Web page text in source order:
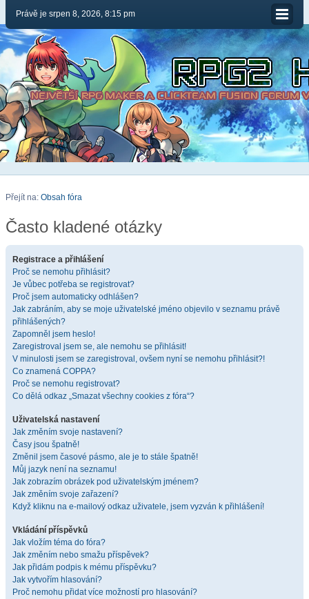
Právě je srpen 8, 2026, 8:15 pm
Přejít na: Obsah fóra
Často kladené otázky
Registrace a přihlášení
Proč se nemohu přihlásit?
Je vůbec potřeba se registrovat?
Proč jsem automaticky odhlášen?
Jak zabráním, aby se moje uživatelské jméno objevilo v seznamu právě
přihlášených?
Zapomněl jsem heslo!
Zaregistroval jsem se, ale nemohu se přihlásit!
V minulosti jsem se zaregistroval, ovšem nyní se nemohu přihlásit?!
Co znamená COPPA?
Proč se nemohu registrovat?
Co dělá odkaz „Smazat všechny cookies z fóra“?
Uživatelská nastavení
Jak změním svoje nastavení?
Časy jsou špatně!
Změnil jsem časové pásmo, ale je to stále špatně!
Můj jazyk není na seznamu!
Jak zobrazím obrázek pod uživatelským jménem?
Jak změním svoje zařazení?
Když kliknu na e-mailový odkaz uživatele, jsem vyzván k přihlášení!
Vkládání příspěvků
Jak vložím téma do fóra?
Jak změním nebo smažu příspěvek?
Jak přidám podpis k mému příspěvku?
Jak vytvořím hlasování?
Proč nemohu přidat více možností pro hlasování?